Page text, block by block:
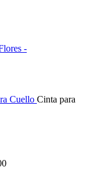
Cuello Cinta para